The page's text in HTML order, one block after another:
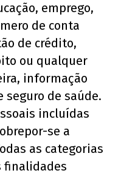
emprego,
de conta
de crédito,
ou qualquer
informação
seguro de saúde.
incluídas
se a
as categorias
finalidades